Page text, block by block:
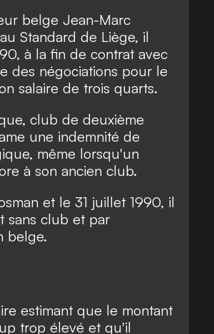
belge Jean-Marc
Standard de Liège, il
à la fin de contrat avec
des négociations pour le
salaire de trois quarts.
club de deuxième
une indemnité de
même lorsqu'un
à son ancien club.
et le 31 juillet 1990, il
sans club et par
belge.
estimant que le montant
trop élevé et qu'il